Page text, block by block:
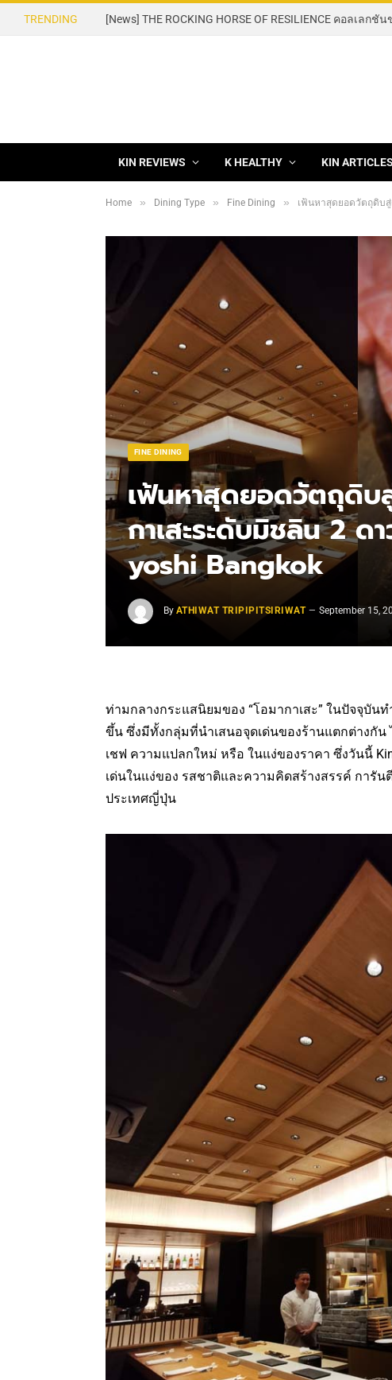
TRENDING
KIN REVIEWS K HEALTHY KIN ARTICLES
Home » Dining Type » Fine Dining » เฟ้นหาสุดยอดวัตถุดิบสู่
FINE DINING
เฟ้นหาสุดยอดวัตถุดิ
กาเสะระดับมิชลิน 2 ด
yoshi Bangkok
By ATHIWAT TRIPIPITSIRIWAT September 15,
ท่ามกลางกระแสนิยมของ “โอมากาเสะ” ในปัจจุบั
ขึ้น ซึ่งมีทั้งกลุ่มที่นำเสนอจุดเด่นของร้านแตกต่างกั
เชฟ ความแปลกใหม่ หรือ ในแง่ของราคา ซึ่งวันนี้
เด่นในแง่ของ รสชาติและความคิดสร้างสรรค์ การั
ประเทศญี่ปุ่น